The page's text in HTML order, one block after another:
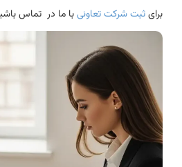
برایثبت شرکت تعاونیبا ما در تماس